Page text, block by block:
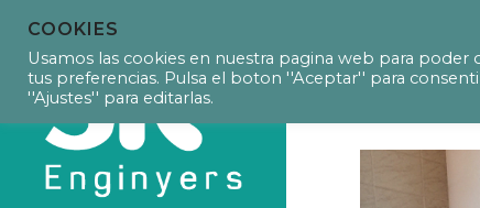
COOKIES
Usamos las cookies en nuestra pagina web para
tus preferencias. Pulsa el boton ''Aceptar'' para
''Ajustes'' para editarlas.